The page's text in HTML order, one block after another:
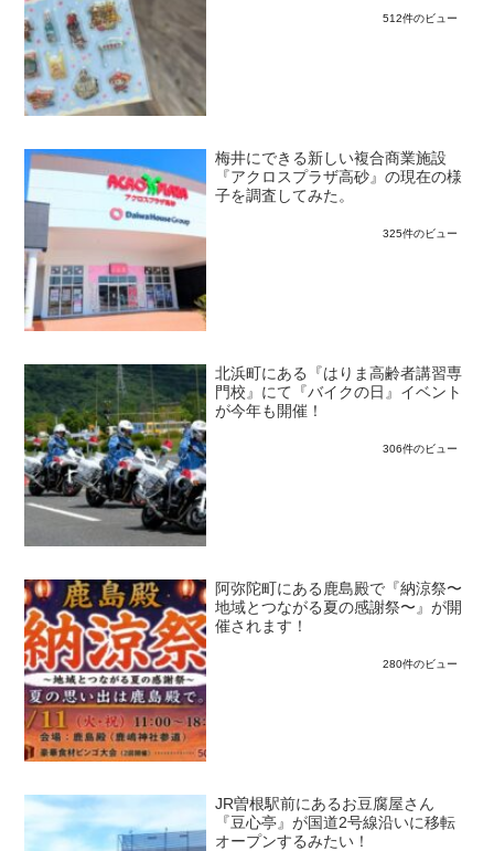
512件のビュー
梅井にできる新しい複合商業施設
『アクロスプラザ高砂』の現在の様
子を調査してみた。
325件のビュー
北浜町にある『はりま高齢者講習専
門校』にて『バイクの日』イベント
が今年も開催！
306件のビュー
阿弥陀町にある鹿島殿で『納涼祭〜
地域とつながる夏の感謝祭〜』が開
催されます！
280件のビュー
JR曽根駅前にあるお豆腐屋さん
『豆心亭』が国道2号線沿いに移転
オープンするみたい！